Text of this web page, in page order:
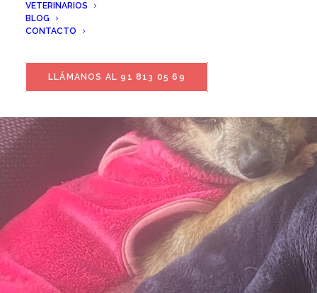
VETERINARIOS
BLOG
CONTACTO
LLÁMANOS AL 91 813 05 69